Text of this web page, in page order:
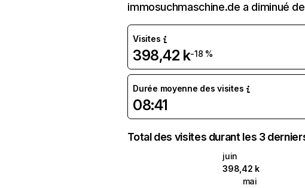
immosuchmaschine.de a diminué
Visites
398,42 k-18 %
Durée moyenne des visites
08:41
Total des visites durant les 3
juin
398,42 k
mai